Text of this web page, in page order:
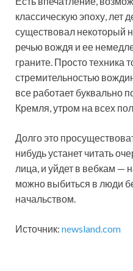
классическую эпоху, лет
существовал некоторый
речью вождя и ее
граните. Просто техника
стремительностью
все работает буквально
Кремля, утром на всех
Долго это
нибудь устанет читать
лица, и уйдет в вебкам —
можно выбиться в люди
начальством.
Источник: newsland.com